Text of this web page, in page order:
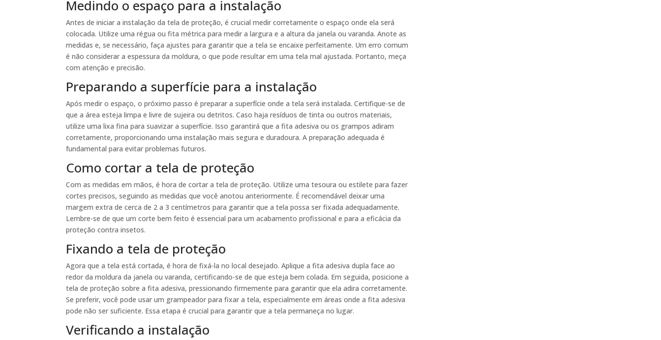
Medindo o espaço para a instalação
Antes de iniciar a instalação da tela de proteção, é crucial medir corretamente o espaço onde ela será
colocada. Utilize uma régua ou fita métrica para medir a largura e a altura da janela ou varanda. Anote as
medidas e, se necessário, faça ajustes para garantir que a tela se encaixe perfeitamente. Um erro comum
é não considerar a espessura da moldura, o que pode resultar em uma tela mal ajustada. Portanto, meça
com atenção e precisão.
Preparando a superfície para a instalação
Após medir o espaço, o próximo passo é preparar a superfície onde a tela será instalada. Certifique-se de
que a área esteja limpa e livre de sujeira ou detritos. Caso haja resíduos de tinta ou outros materiais,
utilize uma lixa fina para suavizar a superfície. Isso garantirá que a fita adesiva ou os grampos adiram
corretamente, proporcionando uma instalação mais segura e duradoura. A preparação adequada é
fundamental para evitar problemas futuros.
Como cortar a tela de proteção
Com as medidas em mãos, é hora de cortar a tela de proteção. Utilize uma tesoura ou estilete para fazer
cortes precisos, seguindo as medidas que você anotou anteriormente. É recomendável deixar uma
margem extra de cerca de 2 a 3 centímetros para garantir que a tela possa ser fixada adequadamente.
Lembre-se de que um corte bem feito é essencial para um acabamento profissional e para a eficácia da
proteção contra insetos.
Fixando a tela de proteção
Agora que a tela está cortada, é hora de fixá-la no local desejado. Aplique a fita adesiva dupla face ao
redor da moldura da janela ou varanda, certificando-se de que esteja bem colada. Em seguida, posicione a
tela de proteção sobre a fita adesiva, pressionando firmemente para garantir que ela adira corretamente.
Se preferir, você pode usar um grampeador para fixar a tela, especialmente em áreas onde a fita adesiva
pode não ser suficiente. Essa etapa é crucial para garantir que a tela permaneça no lugar.
Verificando a instalação